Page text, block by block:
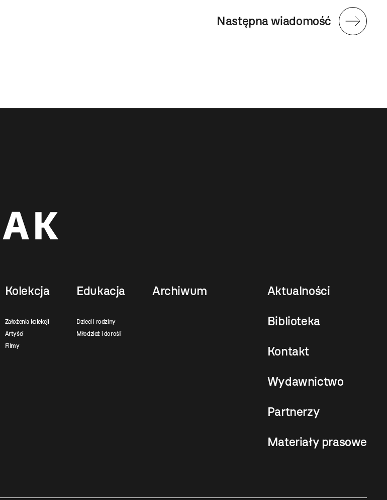
Następna wiadomość
Kolekcja
Założenia kolekcji
Artyści
Filmy
Edukacja
Dzieci i rodziny
Młodzież i dorośli
Archiwum Aktualności
Biblioteka
Kontakt
Wydawnictwo
Partnerzy
Materiały prasowe